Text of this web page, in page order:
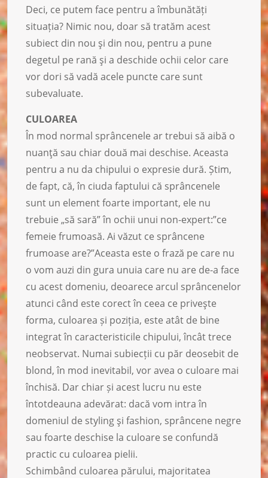
Deci, ce putem face pentru a îmbunătăți
situația? Nimic nou, doar să tratăm acest
subiect din nou şi din nou, pentru a pune
degetul pe rană şi a deschide ochii celor care
vor dori să vadă acele puncte care sunt
subevaluate.
CULOAREA
În mod normal sprâncenele ar trebui să aibă o
nuanţă sau chiar două mai deschise. Aceasta
pentru a nu da chipului o expresie dură. Știm,
de fapt, că, în ciuda faptului că sprâncenele
sunt un element foarte important, ele nu
trebuie „să sară” în ochii unui non-expert:”ce
femeie frumoasă. Ai văzut ce sprâncene
frumoase are?”Aceasta este o frază pe care nu
o vom auzi din gura unuia care nu are de-a face
cu acest domeniu, deoarece arcul sprâncenelor
atunci când este corect în ceea ce priveşte
forma, culoarea și poziția, este atât de bine
integrat în caracteristicile chipului, încât trece
neobservat. Numai subiecții cu păr deosebit de
blond, în mod inevitabil, vor avea o culoare mai
închisă. Dar chiar și acest lucru nu este
întotdeauna adevărat: dacă vom intra în
domeniul de styling şi fashion, sprâncene negre
sau foarte deschise la culoare se confundă
practic cu culoarea pielii.
Schimbând culoarea părului, majoritatea